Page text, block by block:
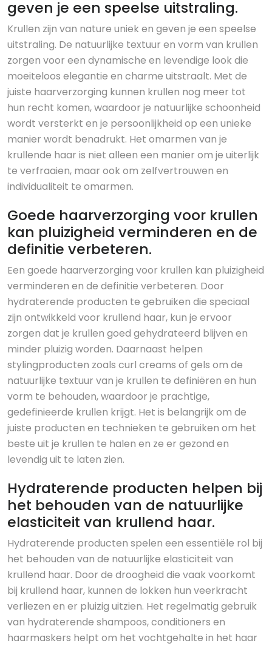
geven je een speelse uitstraling.
Krullen zijn van nature uniek en geven je een speelse
uitstraling. De natuurlijke textuur en vorm van krullen
zorgen voor een dynamische en levendige look die
moeiteloos elegantie en charme uitstraalt. Met de
juiste haarverzorging kunnen krullen nog meer tot
hun recht komen, waardoor je natuurlijke schoonheid
wordt versterkt en je persoonlijkheid op een unieke
manier wordt benadrukt. Het omarmen van je
krullende haar is niet alleen een manier om je uiterlijk
te verfraaien, maar ook om zelfvertrouwen en
individualiteit te omarmen.
Goede haarverzorging voor krullen
kan pluizigheid verminderen en de
definitie verbeteren.
Een goede haarverzorging voor krullen kan pluizigheid
verminderen en de definitie verbeteren. Door
hydraterende producten te gebruiken die speciaal
zijn ontwikkeld voor krullend haar, kun je ervoor
zorgen dat je krullen goed gehydrateerd blijven en
minder pluizig worden. Daarnaast helpen
stylingproducten zoals curl creams of gels om de
natuurlijke textuur van je krullen te definiëren en hun
vorm te behouden, waardoor je prachtige,
gedefinieerde krullen krijgt. Het is belangrijk om de
juiste producten en technieken te gebruiken om het
beste uit je krullen te halen en ze er gezond en
levendig uit te laten zien.
Hydraterende producten helpen bij
het behouden van de natuurlijke
elasticiteit van krullend haar.
Hydraterende producten spelen een essentiële rol bij
het behouden van de natuurlijke elasticiteit van
krullend haar. Door de droogheid die vaak voorkomt
bij krullend haar, kunnen de lokken hun veerkracht
verliezen en er pluizig uitzien. Het regelmatig gebruik
van hydraterende shampoos, conditioners en
haarmaskers helpt om het vochtgehalte in het haar